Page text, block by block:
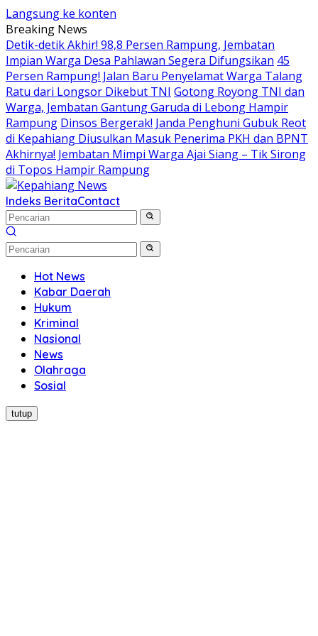
Langsung ke konten
Breaking News
Detik-detik Akhir! 98,8 Persen Rampung, Jembatan
Impian Warga Desa Pahlawan Segera Difungsikan 45
Persen Rampung! Jalan Baru Penyelamat Warga Talang
Ratu dari Longsor Dikebut TNI Gotong Royong TNI dan
Warga, Jembatan Gantung Garuda di Lebong Hampir
Rampung Dinsos Bergerak! Janda Penghuni Gubuk Reot
di Kepahiang Diusulkan Masuk Penerima PKH dan BPNT
Akhirnya! Jembatan Mimpi Warga Ajai Siang – Tik Sirong
di Topos Hampir Rampung
Indeks BeritaContact
Hot News
Kabar Daerah
Hukum
Kriminal
Nasional
News
Olahraga
Sosial
tutup